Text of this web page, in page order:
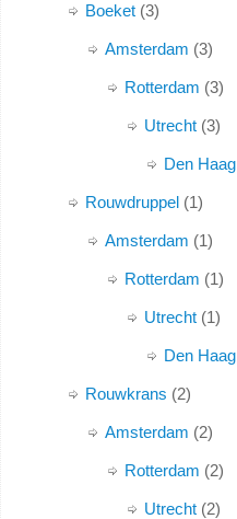
Boeket 3
Amsterdam 3
Rotterdam 3
Utrecht 3
Den Haag
Rouwdruppel 1
Amsterdam 1
Rotterdam 1
Utrecht 1
Den Haag
Rouwkrans 2
Amsterdam 2
Rotterdam 2
Utrecht 2